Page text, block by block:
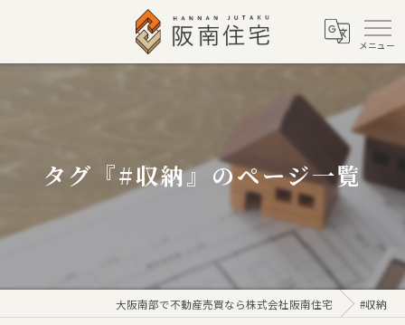
タグ『#収納』のページ一覧
大阪南部で不動産売買なら株式会社阪南住宅 #収納